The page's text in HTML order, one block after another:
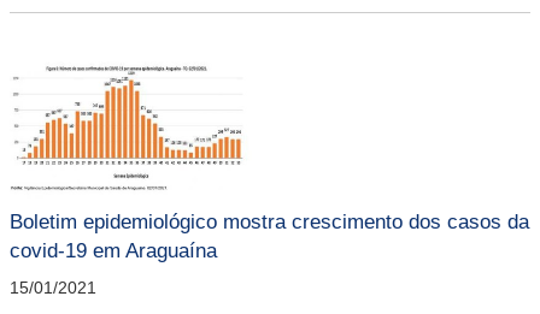
Boletim epidemiológico mostra crescimento dos casos da
covid-19 em Araguaína
15/01/2021